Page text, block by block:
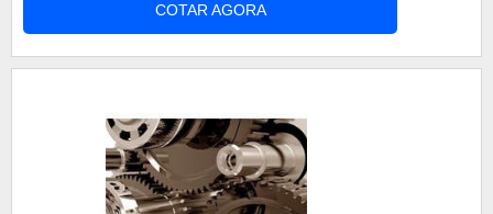
COTAR AGORA